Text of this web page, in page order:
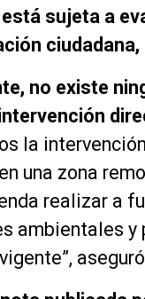
está sujeta a
no existe
la
una zona
realizar a
ambientales